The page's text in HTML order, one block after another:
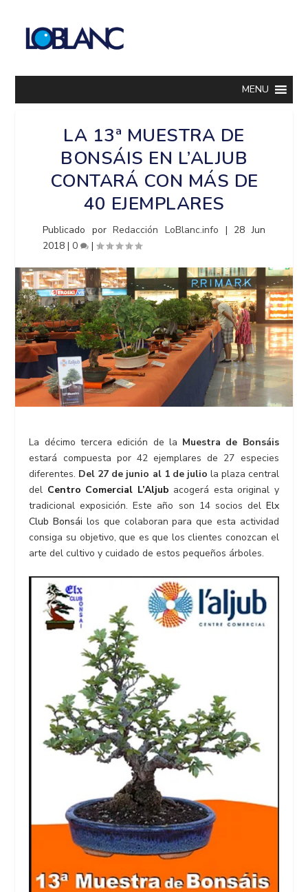
MENU
LA 13ª MUESTRA DE
BONSÁIS EN L’ALJUB
CONTARÁ CON MÁS DE
40 EJEMPLARES
Publicado porRedacción LoBlanc.info | 28 Jun
2018 |0 |
La décimo tercera edición de la Muestra de Bonsáis
estará compuesta por 42 ejemplares de 27 especies
diferentes. Del 27 de junio al 1 de julio la plaza central
del Centro Comercial L’Aljub acogerá esta original y
tradicional exposición. Este año son 14 socios del Elx
Club Bonsái los que colaboran para que esta actividad
consiga su objetivo, que es que los clientes conozcan el
arte del cultivo y cuidado de estos pequeños árboles.